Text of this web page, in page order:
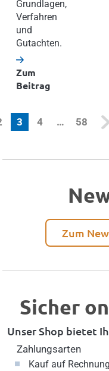
Grundlagen,
Verfahren
und
Gutachten.
Zum
Beitrag
3 (current)
4 … 58
Zum
Sicher
Unser Shop bietet
Zahlungsarten
Kauf auf Rechnung